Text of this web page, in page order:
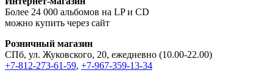
Более 24 000 альбомов на LP и CD
можно купить через сайт
Розничный магазин
СПб, ул. Жуковского, 20, ежедневно (10.00-22.00)
+7-812-273-61-59, +7-967-359-13-34